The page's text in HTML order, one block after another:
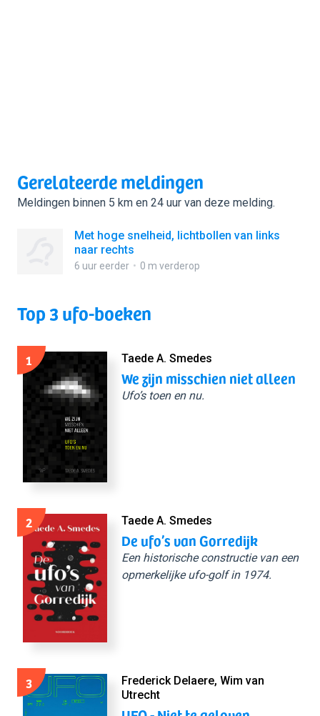
Gerelateerde meldingen
Meldingen binnen 5 km en 24 uur van deze melding.
Met hoge snelheid, lichtbollen van links
naar rechts
6 uur eerder 0 m verderop
Top 3 ufo-boeken
1 Taede A. Smedes
We zijn misschien niet alleen
Ufo’s toen en nu.
2 Taede A. Smedes
De ufo’s van Gorredijk
Een historische constructie van een
opmerkelijke ufo-golf in 1974.
3
Frederick Delaere, Wim van
Utrecht